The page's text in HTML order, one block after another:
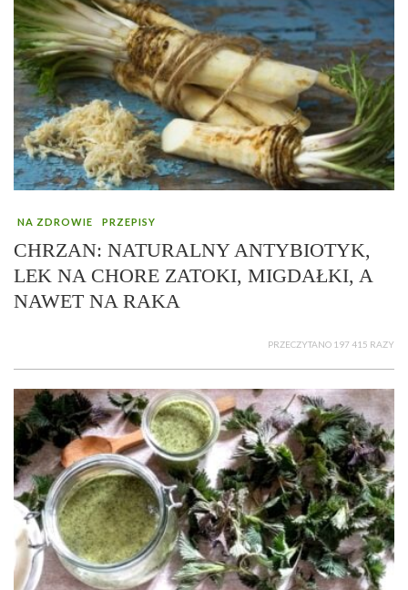
NA ZDROWIE PRZEPISY
CHRZAN: NATURALNY ANTYBIOTYK,
LEK NA CHORE ZATOKI, MIGDAŁKI, A
NAWET NA RAKA
PRZECZYTANO 197 415 RAZY